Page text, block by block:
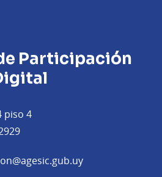
Participación
piso 4
(Abrir en una